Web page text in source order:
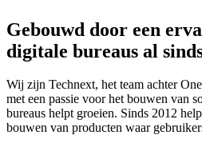
Gebouwd door een
digitale bureaus al
Wij zijn Technext, het team achter
met een passie voor het bouwen van
bureaus helpt groeien. Sinds 2012
bouwen van producten waar